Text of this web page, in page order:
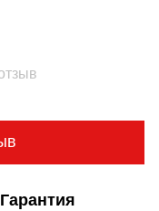
Гарантия